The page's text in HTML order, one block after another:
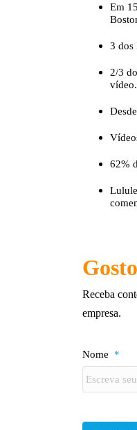
Em
3 dos
2/3
vídeo.
62%
Receba
empresa.
Nome *